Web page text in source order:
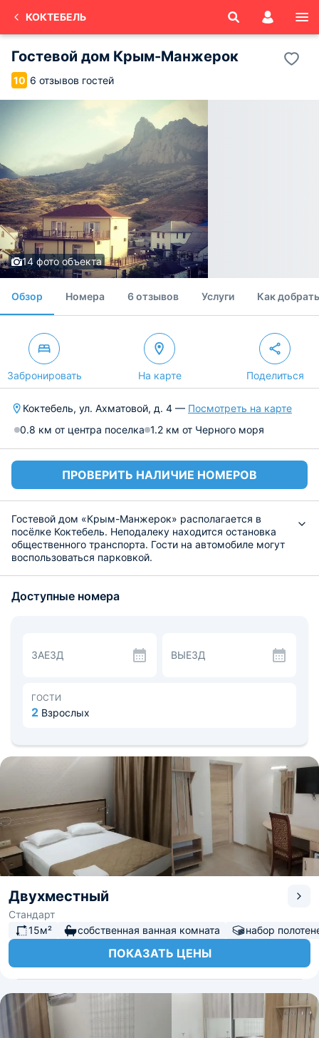
КОКТЕБЕЛЬ
Гостевой дом Крым-Манжерок
10 6 отзывов гостей
14 фото объекта
Обзор Номера 6 отзывов Услуги Как
Забронировать На карте Поделиться
Коктебель, ул. Ахматовой, д. 4 — Посмотреть на карте
0.8 км от центра поселка 1.2 км от Черного моря
ПРОВЕРИТЬ НАЛИЧИЕ НОМЕРОВ
Гостевой дом «Крым-Манжерок» располагается в
посёлке Коктебель. Неподалеку находится остановка
общественного транспорта. Гости на автомобиле могут
воспользоваться парковкой.
кондиционер. В ванной комнате имеется фен и
холодильник. На территории находятся зоны с
мангалом и барбекю. В шаговой доступности
ним размещаются зоопарк и Дом-музей М.А. Волошина.
Расстояние до Международного аэропорта
Доступные номера
ЗАЕЗД ВЫЕЗД
ГОСТИ
2 Взрослых
Двухместный
Стандарт
15м²
собственная ванная комната набор
ПОКАЗАТЬ ЦЕНЫ